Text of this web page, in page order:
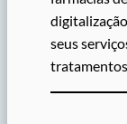
seus